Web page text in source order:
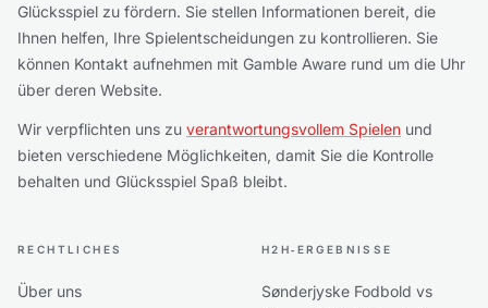
Glücksspiel zu fördern. Sie stellen Informationen bereit, die
Ihnen helfen, Ihre Spielentscheidungen zu kontrollieren. Sie
können Kontakt aufnehmen mit Gamble Aware rund um die Uhr
über deren Website.
Wir verpflichten uns zu verantwortungsvollem Spielen und
bieten verschiedene Möglichkeiten, damit Sie die Kontrolle
behalten und Glücksspiel Spaß bleibt.
RECHTLICHES
Über uns
H2H‑ERGEBNISSE
Sønderjyske Fodbold vs